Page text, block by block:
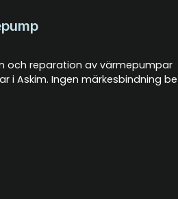
och reparation av
i Askim. Ingen märkesbindning